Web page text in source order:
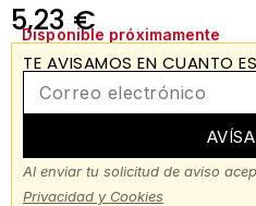
5,23 €
Disponible próximamente
TE AVISAMOS EN CUANTO
Al enviar tu solicitud de aviso
Privacidad y Cookies